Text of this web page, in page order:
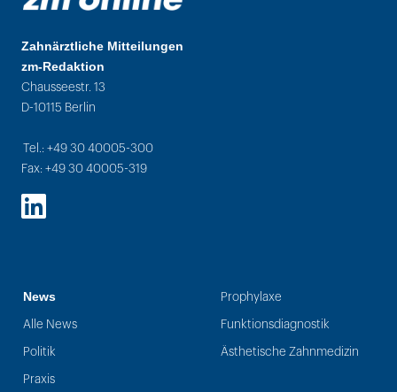
Zahnärztliche Mitteilungen
zm-Redaktion
Chausseestr. 13
D-10115 Berlin
Tel.: +49 30 40005-300
Fax: +49 30 40005-319
LinkedIn
News
Alle News
Politik
Praxis
Prophylaxe
Funktionsdiagnostik
Ästhetische Zahnmedizin